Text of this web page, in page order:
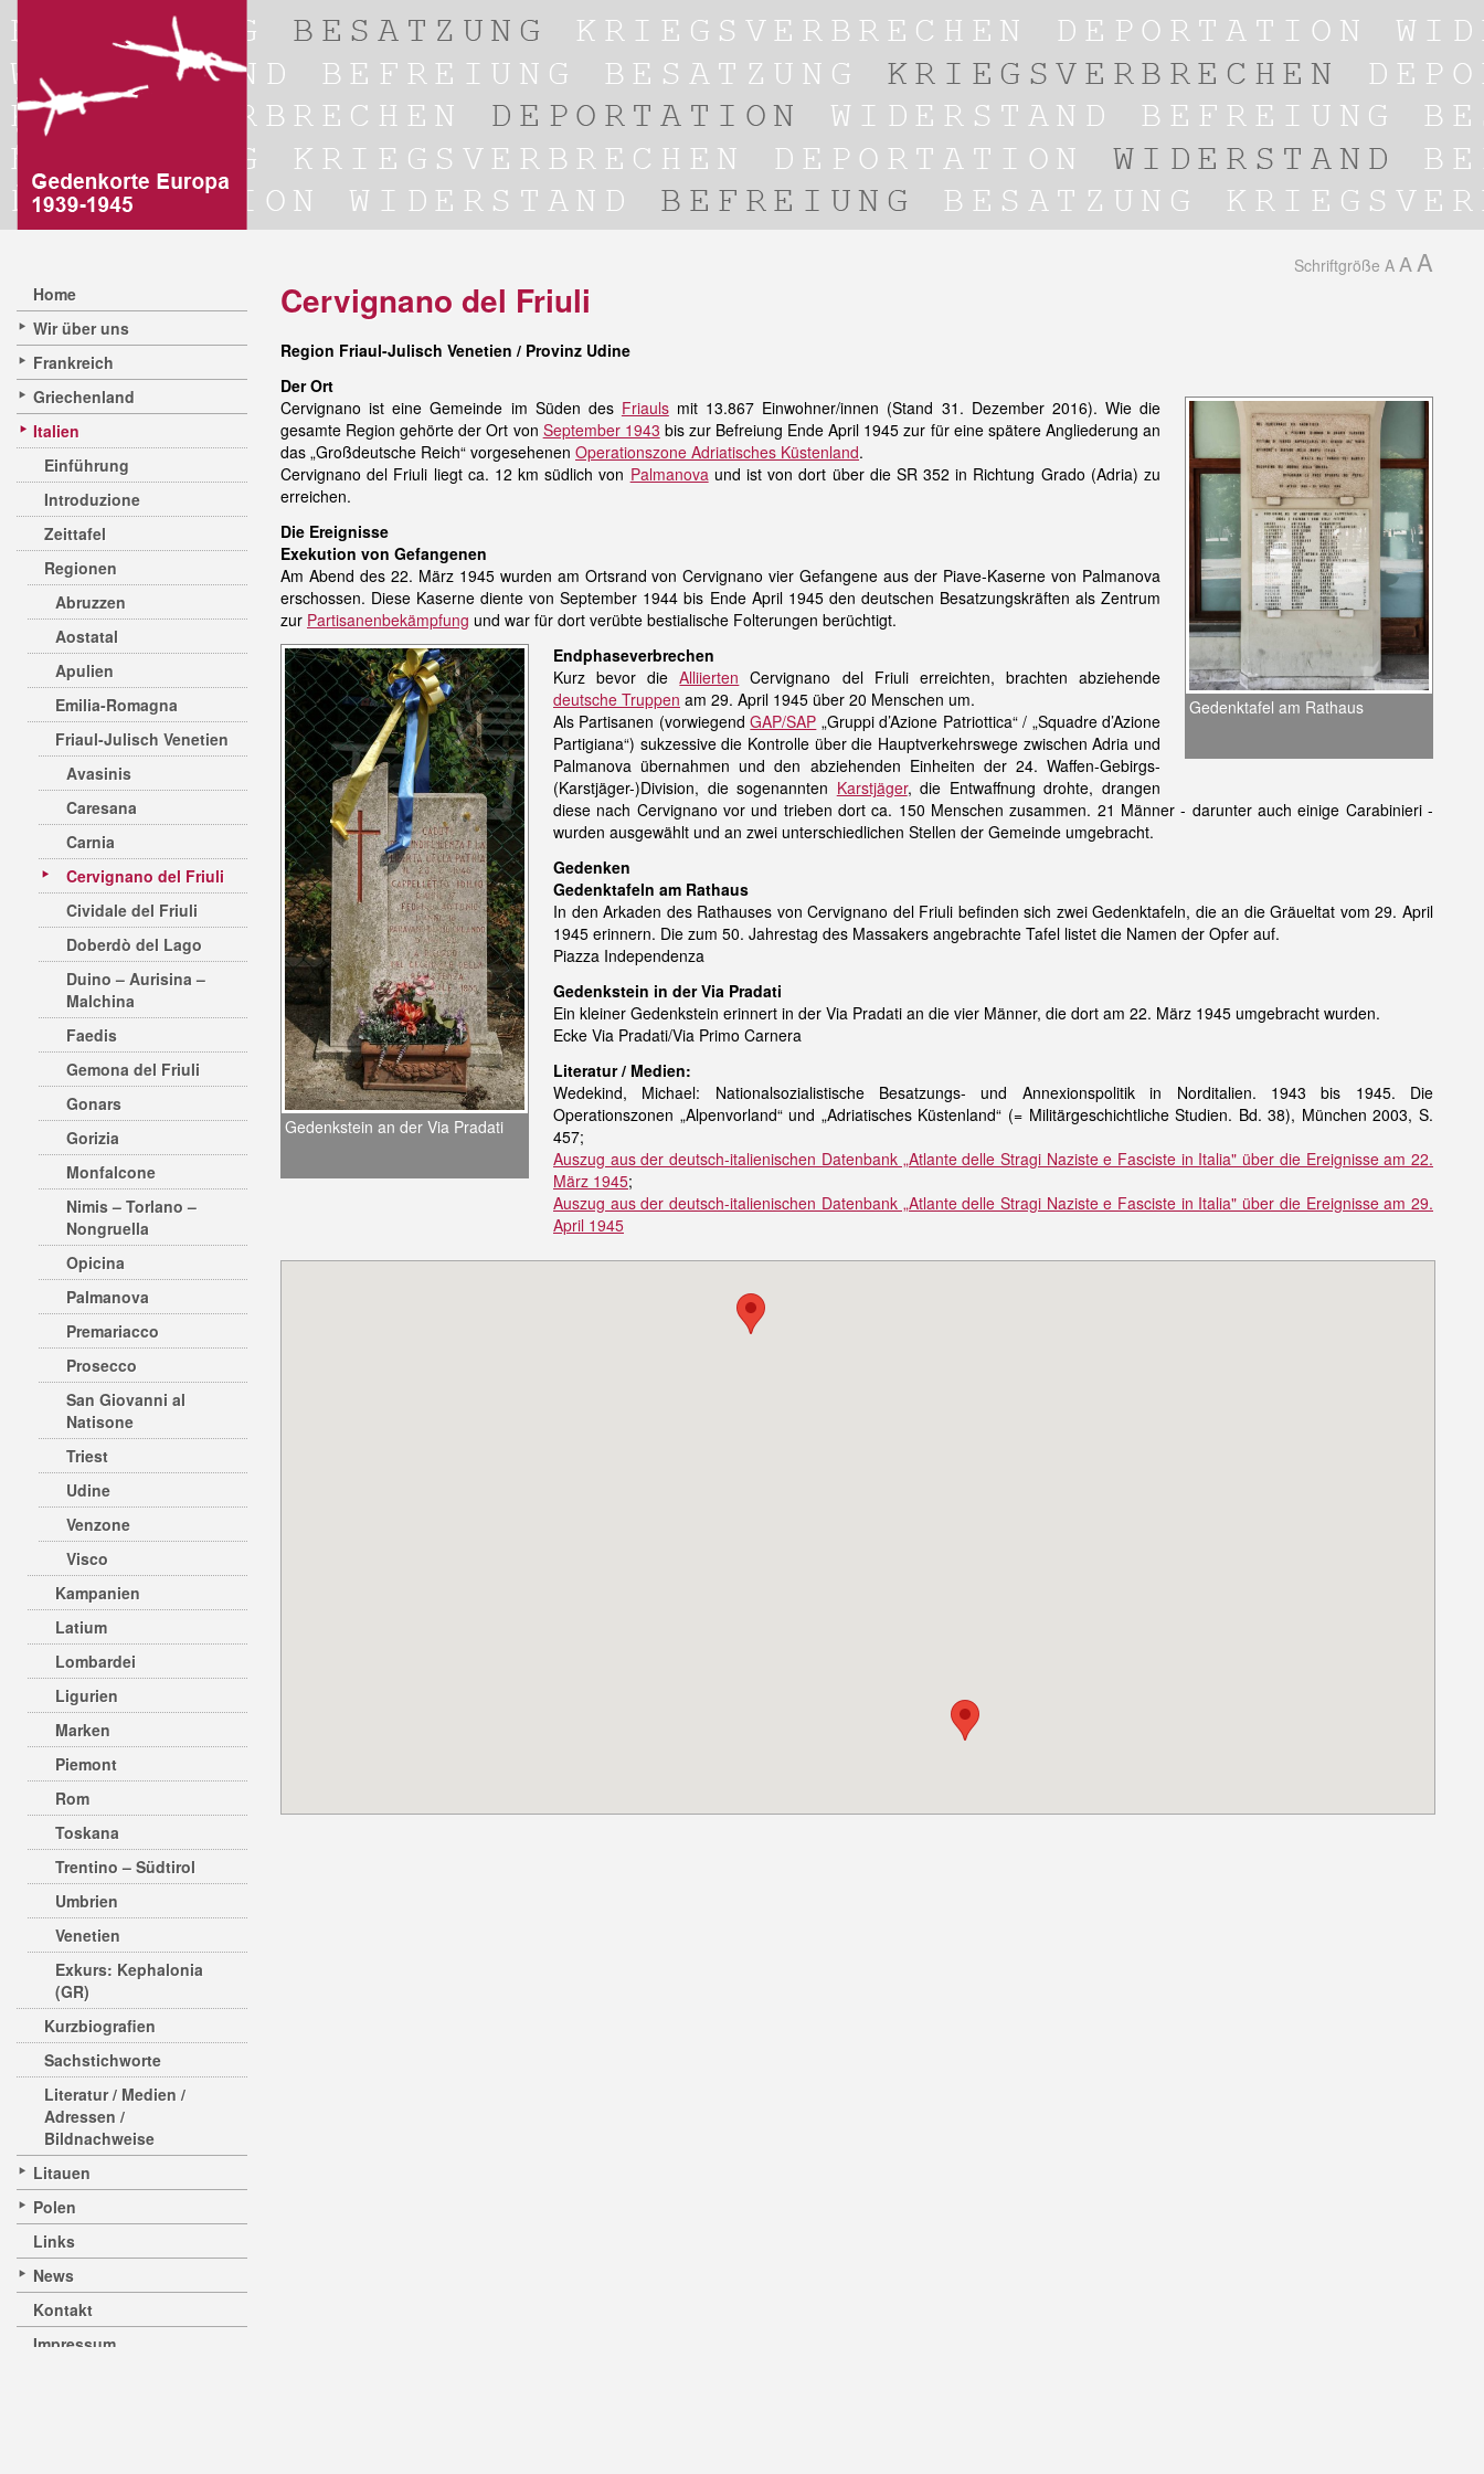
Home
Wir über uns
Frankreich
Griechenland
Italien
Einführung
Introduzione
Zeittafel
Regionen
Abruzzen
Aostatal
Apulien
Emilia-Romagna
Friaul-Julisch Venetien
Avasinis
Caresana
Carnia
Cervignano del Friuli
Cividale del Friuli
Doberdò del Lago
Duino – Aurisina –
Malchina
Faedis
Gemona del Friuli
Gonars
Gorizia
Monfalcone
Nimis – Torlano –
Nongruella
Opicina
Palmanova
Premariacco
Prosecco
San Giovanni al
Natisone
Triest
Udine
Venzone
Visco
Kampanien
Latium
Lombardei
Ligurien
Marken
Piemont
Rom
Toskana
Trentino – Südtirol
Umbrien
Venetien
Exkurs: Kephalonia
(GR)
Kurzbiografien
Sachstichworte
Literatur / Medien /
Adressen /
Bildnachweise
Litauen
Polen
Links
News
Kontakt
Impressum
Schriftgröße A A A
Cervignano del Friuli
Region Friaul-Julisch Venetien / Provinz Udine
Der Ort
Gedenktafel am Rathaus
Cervignano ist eine Gemeinde im Süden des Friaulsmit 13.867 Einwohner/innen (Stand 31. Dezember 2016). Wie die
gesamte Region gehörte der Ort von September 1943 bis zur Befreiung Ende April 1945 zur für eine spätere Angliederung an
das „Großdeutsche Reich“ vorgesehenen Operationszone Adriatisches Küstenland.
Cervignano del Friuli liegt ca. 12 km südlich von Palmanovaund ist von dort über die SR 352 in Richtung Grado (Adria) zu
erreichen.
Die Ereignisse
Exekution von Gefangenen
Am Abend des 22. März 1945 wurden am Ortsrand von Cervignano vier Gefangene aus der Piave-Kaserne von Palmanova
erschossen. Diese Kaserne diente von September 1944 bis Ende April 1945 den deutschen Besatzungskräften als Zentrum
zur Partisanenbekämpfung und war für dort verübte bestialische Folterungen berüchtigt.
Gedenkstein an der Via Pradati
Endphaseverbrechen
Kurz bevor dieAlliierten Cervignano del Friuli erreichten, brachten abziehende
deutsche Truppen am 29. April 1945 über 20 Menschen um.
Als Partisanen (vorwiegendGAP/SAP „Gruppi d’Azione Patriottica“ / „Squadre d’Azione
Partigiana“) sukzessive die Kontrolle über die Hauptverkehrswege zwischen Adria und
Palmanova übernahmen und den abziehenden Einheiten der 24. Waffen-Gebirgs-
(Karstjäger-)Division, die sogenannten Karstjäger, die Entwaffnung drohte, drangen
diese nach Cervignano vor und trieben dort ca. 150 Menschen zusammen. 21 Männer - darunter auch einige Carabinieri -
wurden ausgewählt und an zwei unterschiedlichen Stellen der Gemeinde umgebracht.
Gedenken
Gedenktafeln am Rathaus
In den Arkaden des Rathauses von Cervignano del Friuli befinden sich zwei Gedenktafeln, die an die Gräueltat vom 29. April
1945 erinnern. Die zum 50. Jahrestag des Massakers angebrachte Tafel listet die Namen der Opfer auf.
Piazza Independenza
Gedenkstein in der Via Pradati
Ein kleiner Gedenkstein erinnert in der Via Pradati an die vier Männer, die dort am 22. März 1945 umgebracht wurden.
Ecke Via Pradati/Via Primo Carnera
Literatur / Medien:
Wedekind, Michael: Nationalsozialistische Besatzungs- und Annexionspolitik in Norditalien. 1943 bis 1945. Die
Operationszonen „Alpenvorland“ und „Adriatisches Küstenland“ (= Militärgeschichtliche Studien. Bd. 38), München 2003, S.
457;
Auszug aus der deutsch-italienischen Datenbank „Atlante delle Stragi Naziste e Fasciste in Italia" über die Ereignisse am 22.
März 1945;
Auszug aus der deutsch-italienischen Datenbank „Atlante delle Stragi Naziste e Fasciste in Italia" über die Ereignisse am 29.
April 1945